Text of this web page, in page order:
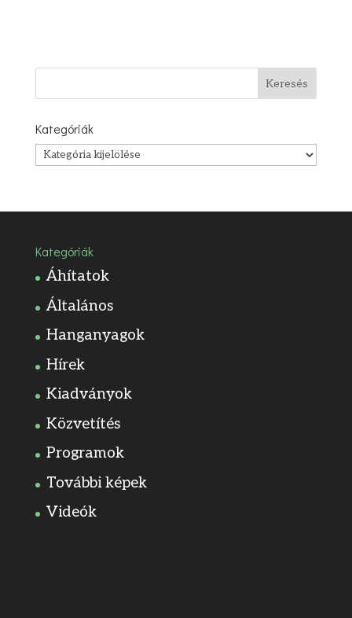
Kategóriák
Kategóriák
Kategóriák
Áhítatok
Általános
Hanganyagok
Hírek
Kiadványok
Közvetítés
Programok
További képek
Videók